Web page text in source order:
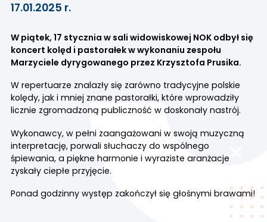
17.01.2025 r.
W piątek, 17 stycznia w sali widowiskowej NOK odbył się
koncert kolęd i pastorałek w wykonaniu zespołu
Marzyciele dyrygowanego przez Krzysztofa Prusika.
W repertuarze znalazły się zarówno tradycyjne polskie
kolędy, jak i mniej znane pastorałki, które wprowadziły
licznie zgromadzoną publiczność w doskonały nastrój.
Wykonawcy, w pełni zaangażowani w swoją muzyczną
interpretację, porwali słuchaczy do wspólnego
śpiewania, a piękne harmonie i wyraziste aranżacje
zyskały ciepłe przyjęcie.
Ponad godzinny występ zakończył się głośnymi brawami!